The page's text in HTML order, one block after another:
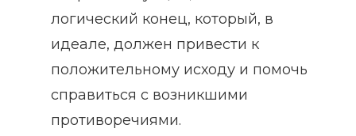
логический конец, который, в
идеале, должен привести к
положительному исходу и помочь
справиться с возникшими
противоречиями.